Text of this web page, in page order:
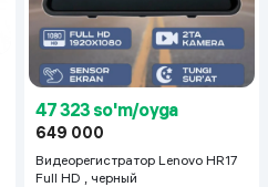
47 323 so'm/oyga
649 000
Видеорегистратор Lenovo HR17
Full HD , черный